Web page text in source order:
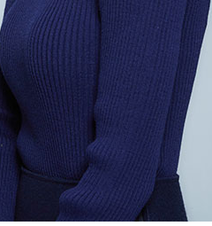
| 钟欣潼体验爱情哲学 南